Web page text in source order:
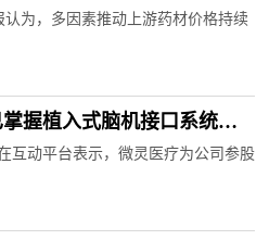
为，多因素推动上游药材价格持续
握植入式脑机接口系统的
读
互动平台表示，微灵医疗为公司参股